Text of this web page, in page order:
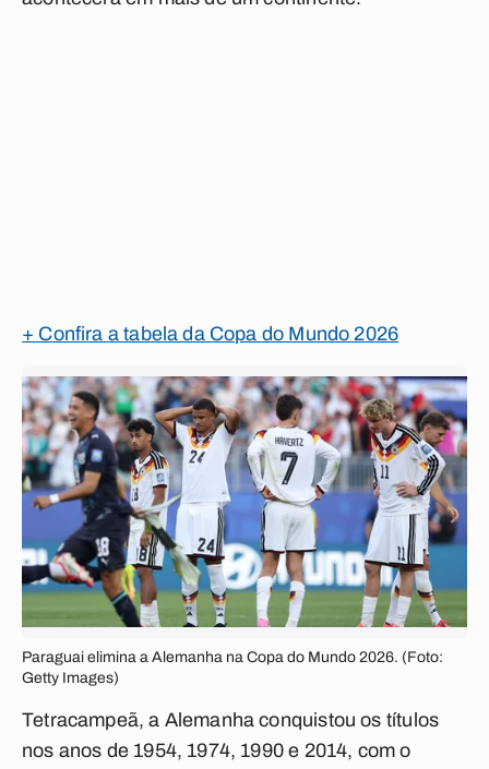
+ Confira a tabela da Copa do Mundo 2026
Paraguai elimina a Alemanha na Copa do Mundo 2026. (Foto:
Getty Images)
Tetracampeã, a Alemanha conquistou os títulos
nos anos de 1954, 1974, 1990 e 2014, com o